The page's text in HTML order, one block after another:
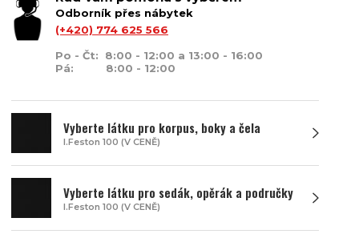
Odborník přes nábytek
(+420) 774 625 566
Po - Čt: 8:00 - 12:00 a 13:00 - 16:00
Pá: 8:00 - 12:00
Vyberte látku pro korpus, boky a čela
I.Feston 100 (V CENĚ)
Vyberte látku pro sedák, opěrák a područky
I.Feston 100 (V CENĚ)